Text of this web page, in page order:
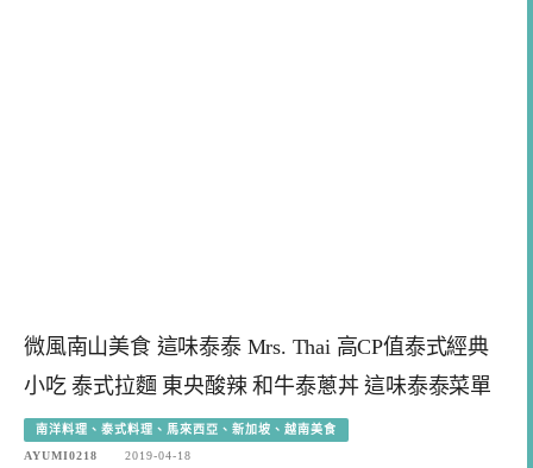
微風南山美食 這味泰泰 Mrs. Thai 高CP值泰式經典
小吃 泰式拉麵 東央酸辣 和牛泰蔥丼 這味泰泰菜單
南洋料理、泰式料理、馬來西亞、新加坡、越南美食
AYUMI0218
2019-04-18